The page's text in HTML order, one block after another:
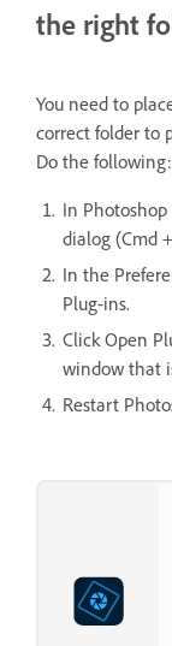
the right
You need to
correct folder to
Do the following:
In
dialog (Cmd
In the
Plug-ins.
Click Open
window that
Restart